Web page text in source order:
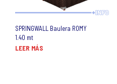
SPRINGWALL Baulera ROMY
1.40 mt
LEER MÁS